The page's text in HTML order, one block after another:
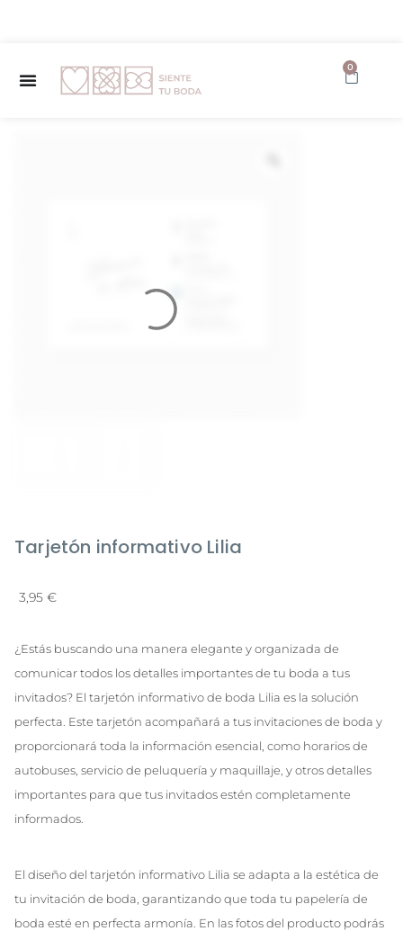
0
Tarjetón informativo Lilia
3,95 €
¿Estás buscando una manera elegante y organizada de
comunicar todos los detalles importantes de tu boda a tus
invitados? El tarjetón informativo de boda Lilia es la solución
perfecta. Este tarjetón acompañará a tus invitaciones de boda y
proporcionará toda la información esencial, como horarios de
autobuses, servicio de peluquería y maquillaje, y otros detalles
importantes para que tus invitados estén completamente
informados.
El diseño del tarjetón informativo Lilia se adapta a la estética de
tu invitación de boda, garantizando que toda tu papelería de
boda esté en perfecta armonía. En las fotos del producto podrás